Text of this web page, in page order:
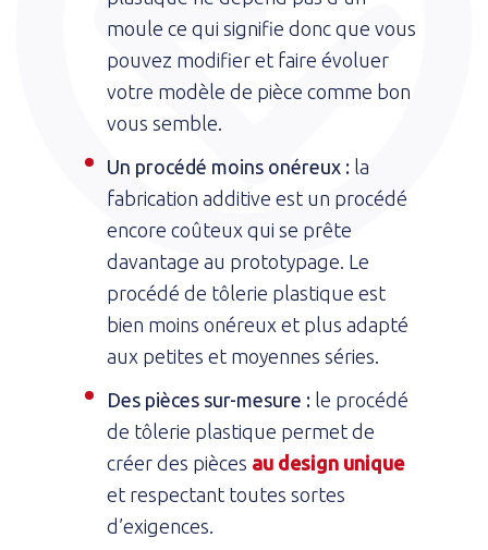
moule ce qui signifie donc que vous
pouvez modifier et faire évoluer
votre modèle de pièce comme bon
vous semble.
Un procédé moins onéreux : la
fabrication additive est un procédé
encore coûteux qui se prête
davantage au prototypage. Le
procédé de tôlerie plastique est
bien moins onéreux et plus adapté
aux petites et moyennes séries.
Des pièces sur-mesure : le procédé
de tôlerie plastique permet de
créer des pièces au design unique
et respectant toutes sortes
d’exigences.